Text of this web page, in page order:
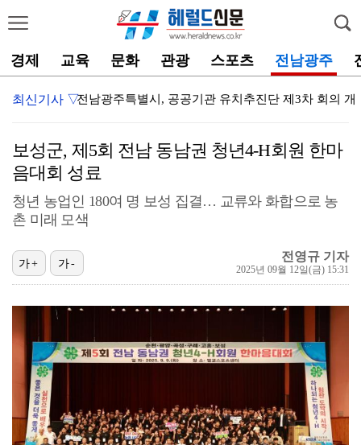
경제 교육 문화 관광 스포츠 전남광주
전남광주특별시교육청, ‘2026 별빛바다 가족 독서
전남광주특별시교육청, 체육수업 활성화 교사 연수
광양시, 민선9기 첫 청렴서한문 현장 전달
고흥군, 풍양 파크골프장 임시 개장 한 달 만에 3,0…
전남광주특별시, 공공기관 유치추진단 제3차 회의 개
최신기사 ▽
보성군, 제5회 전남 동남권 청년4-H회원 한마
음대회 성료
청년 농업인 180여 명 보성 집결… 교류와 화합으로 농
촌 미래 모색
전영규 기자
2025년 09월 12일(금) 15:31
가+ 가-